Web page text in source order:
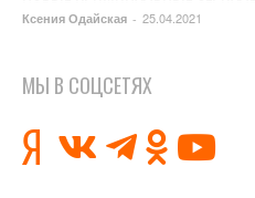
Ксения Одайская - 25.04.2021
МЫ В СОЦСЕТЯХ